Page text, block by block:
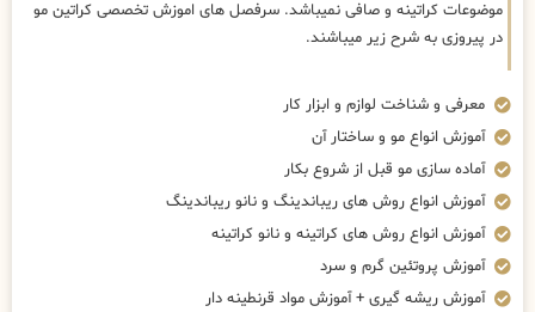
موضوعات کراتینه و صافی نمیباشد. سرفصل های اموزش تخصصی کراتین مو
در پیروزی به شرح زیر میباشند.
معرفی و شناخت لوازم و ابزار کار
آموزش انواع مو و ساختار آن
آماده سازی مو قبل از شروع بکار
آموزش انواع روش های ریباندینگ و نانو ریباندینگ
آموزش انواع روش های کراتینه و نانو کراتینه
آموزش پروتئین گرم و سرد
آموزش ریشه گیری + آموزش مواد قرنطینه دار